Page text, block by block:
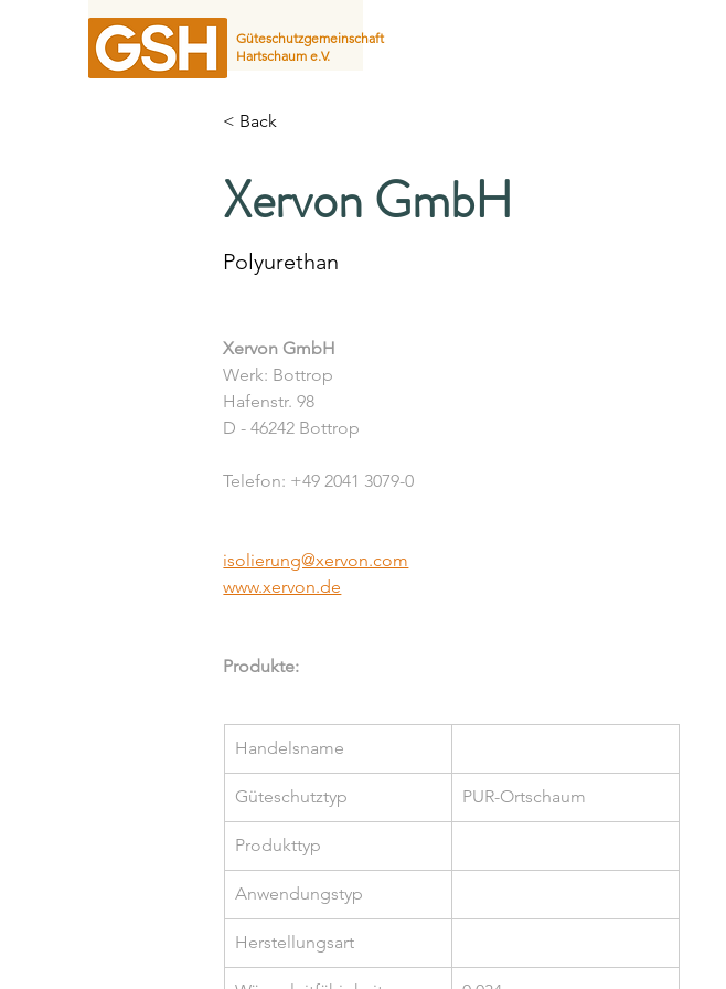
Güteschutzgemeinschaft
Hartschaum e.V.
< Back
Xervon GmbH
Polyurethan
Xervon GmbH
Werk: Bottrop
Hafenstr. 98
D - 46242 Bottrop
Telefon: +49 2041 3079-0
isolierung@xervon.com
www.xervon.de
Produkte:
Handelsname
Güteschutztyp PUR-Ortschaum
Produkttyp
Anwendungstyp
Herstellungsart